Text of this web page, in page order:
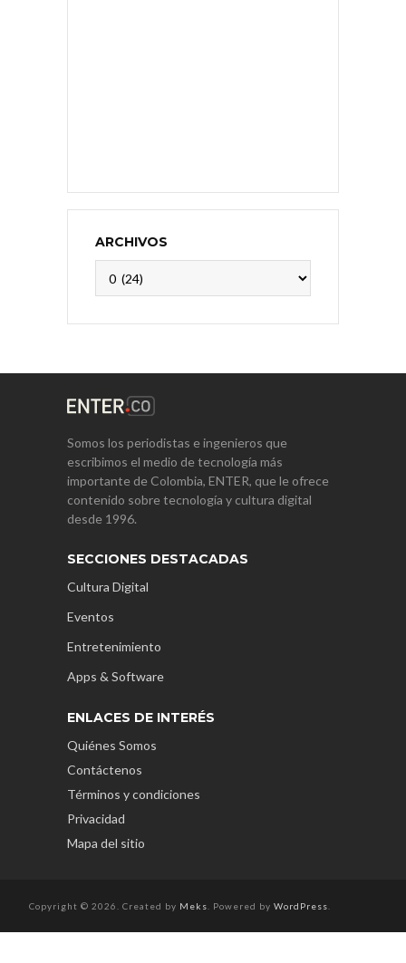
ARCHIVOS
Somos los periodistas e ingenieros que
escribimos el medio de tecnología más
importante de Colombia, ENTER, que le ofrece
contenido sobre tecnología y cultura digital
desde 1996.
SECCIONES DESTACADAS
Cultura Digital
Eventos
Entretenimiento
Apps & Software
ENLACES DE INTERÉS
Quiénes Somos
Contáctenos
Términos y condiciones
Privacidad
Mapa del sitio
Copyright © 2026. Created by Meks . Powered by WordPress